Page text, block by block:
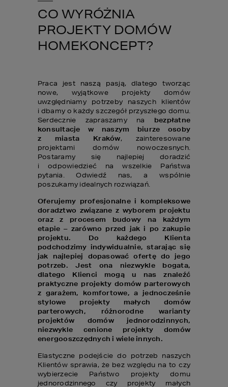
CO WYRÓŻNIA
PROJEKTY DOMÓW
HOMEKONCEPT?
Praca jest naszą pasją, dlatego tworząc
nowe, wyjątkowe projekty domów
uwzględniamy potrzeby naszych klientów
i dbamy o każdy szczegół przyszłego domu.
Serdecznie zapraszamy na
bezpłatne
konsultacje w naszym biurze osoby
z miasta Kraków, zainteresowane
projektami domów nowoczesnych.
Postaramy się najlepiej doradzić
i odpowiedzieć na wszelkie Państwa
pytania. Odwiedź nas, a wspólnie
poszukamy idealnych rozwiązań.
Oferujemy profesjonalne i kompleksowe
doradztwo związane z wyborem projektu
oraz z procesem budowy na każdym
etapie – zarówno przed jak i po zakupie
projektu. Do każdego Klienta
podchodzimy indywidualnie, starając się
jak najlepiej dopasować ofertę do jego
potrzeb. Jest ona niezwykle bogata,
dlatego Klienci mogą u nas znaleźć
praktyczne projekty domów parterowych
z garażem, komfortowe, a jednocześnie
stylowe projekty małych domów
parterowych, różnorodne warianty
projektów domów jednorodzinnych,
niezwykle cenione projekty domów
energooszczędnych i wiele innych.
Elastyczne podejście do potrzeb naszych
Klientów sprawia, że bez względu na to czy
wybierzecie Państwo projekty domu
jednorodzinnego czy projekty małych